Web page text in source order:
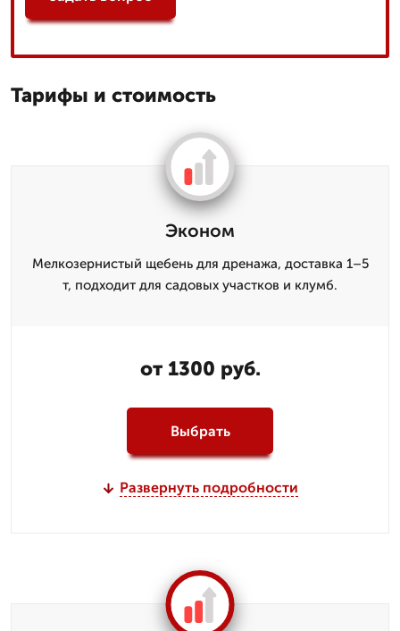
Тарифы и стоимость
Эконом
Мелкозернистый щебень для дренажа, доставка 1–5
т, подходит для садовых участков и клумб.
от 1300 руб.
Выбрать
Развернуть подробности